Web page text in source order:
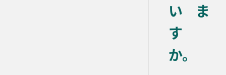
いま
す
か。